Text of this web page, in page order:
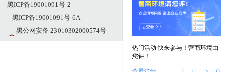
黑ICP备19001091号-2
黑ICP备19001091号-6A
黑公网安备 23010302000574号
热门活动 快来参与！营商环境由
您评！